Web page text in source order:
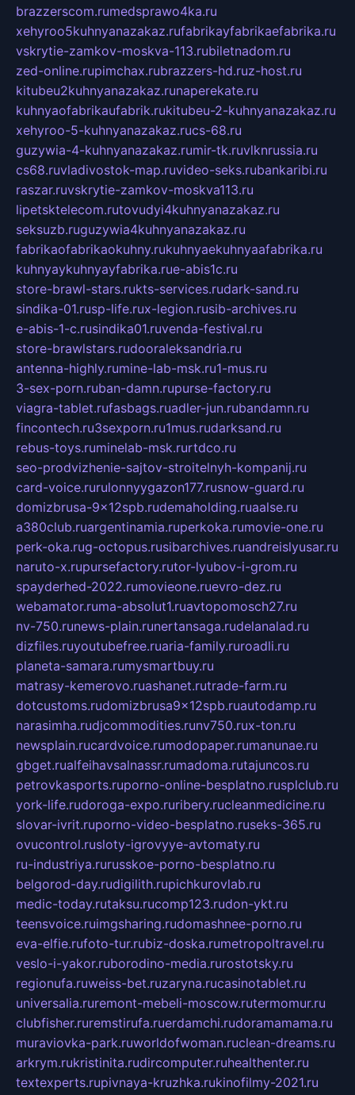
brazzerscom.rumedsprawo4ka.ru
xehyroo5kuhnyanazakaz.rufabrikayfabrikaefabrika.ru
vskrytie-zamkov-moskva-113.rubiletnadom.ru
zed-online.rupimchax.rubrazzers-hd.ruz-host.ru
kitubeu2kuhnyanazakaz.runaperekate.ru
kuhnyaofabrikaufabrik.rukitubeu-2-kuhnyanazakaz.ru
xehyroo-5-kuhnyanazakaz.rucs-68.ru
guzywia-4-kuhnyanazakaz.rumir-tk.ruvlknrussia.ru
cs68.ruvladivostok-map.ruvideo-seks.rubankaribi.ru
raszar.ruvskrytie-zamkov-moskva113.ru
lipetsktelecom.rutovudyi4kuhnyanazakaz.ru
seksuzb.ruguzywia4kuhnyanazakaz.ru
fabrikaofabrikaokuhny.rukuhnyaekuhnyaafabrika.ru
kuhnyaykuhnyayfabrika.rue-abis1c.ru
store-brawl-stars.rukts-services.rudark-sand.ru
sindika-01.rusp-life.rux-legion.rusib-archives.ru
e-abis-1-c.rusindika01.ruvenda-festival.ru
store-brawlstars.rudooraleksandria.ru
antenna-highly.rumine-lab-msk.ru1-mus.ru
3-sex-porn.ruban-damn.rupurse-factory.ru
viagra-tablet.rufasbags.ruadler-jun.rubandamn.ru
fincontech.ru3sexporn.ru1mus.rudarksand.ru
rebus-toys.ruminelab-msk.rurtdco.ru
seo-prodvizhenie-sajtov-stroitelnyh-kompanij.ru
card-voice.rurulonnyygazon177.rusnow-guard.ru
domizbrusa-9x12spb.rudemaholding.ruaalse.ru
a380club.ruargentinamia.ruperkoka.rumovie-one.ru
perk-oka.rug-octopus.rusibarchives.ruandreislyusar.ru
naruto-x.rupursefactory.rutor-lyubov-i-grom.ru
spayderhed-2022.rumovieone.ruevro-dez.ru
webamator.ruma-absolut1.ruavtopomosch27.ru
nv-750.runews-plain.runertansaga.rudelanalad.ru
dizfiles.ruyoutubefree.ruaria-family.ruroadli.ru
planeta-samara.rumysmartbuy.ru
matrasy-kemerovo.ruashanet.rutrade-farm.ru
dotcustoms.rudomizbrusa9x12spb.ruautodamp.ru
narasimha.rudjcommodities.runv750.rux-ton.ru
newsplain.rucardvoice.rumodopaper.rumanunae.ru
gbget.rualfeihavsalnassr.rumadoma.rutajuncos.ru
petrovkasports.ruporno-online-besplatno.rusplclub.ru
york-life.rudoroga-expo.ruribery.rucleanmedicine.ru
slovar-ivrit.ruporno-video-besplatno.ruseks-365.ru
ovucontrol.rusloty-igrovyye-avtomaty.ru
ru-industriya.rurusskoe-porno-besplatno.ru
belgorod-day.rudigilith.rupichkurovlab.ru
medic-today.rutaksu.rucomp123.rudon-ykt.ru
teensvoice.ruimgsharing.rudomashnee-porno.ru
eva-elfie.rufoto-tur.rubiz-doska.rumetropoltravel.ru
veslo-i-yakor.ruborodino-media.rurostotsky.ru
regionufa.ruweiss-bet.ruzaryna.rucasinotablet.ru
universalia.ruremont-mebeli-moscow.rutermomur.ru
clubfisher.ruremstirufa.ruerdamchi.rudoramamama.ru
muraviovka-park.ruworldofwoman.ruclean-dreams.ru
arkrym.rukristinita.rudircomputer.ruhealthenter.ru
textexperts.rupivnaya-kruzhka.rukinofilmy-2021.ru